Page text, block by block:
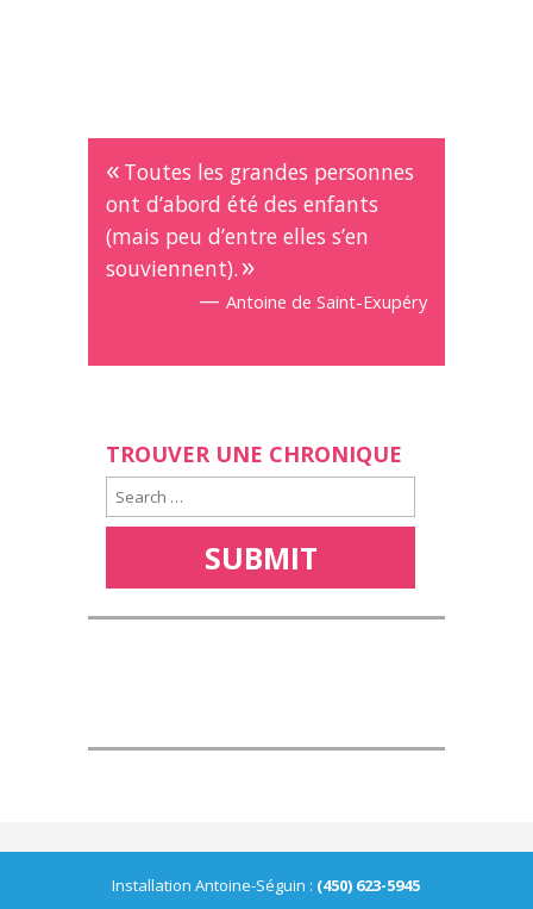
Toutes les grandes personnes
ont d’abord été des enfants
(mais peu d’entre elles s’en
souviennent).
— Antoine de Saint-Exupéry
TROUVER UNE CHRONIQUE
Installation Antoine-Séguin : (450) 623-5945